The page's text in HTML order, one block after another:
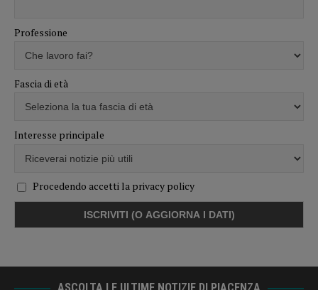
Professione
Fascia di età
Interesse principale
Procedendo accetti la privacy policy